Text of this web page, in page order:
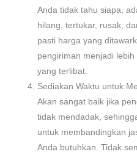
Anda tidak tahu siapa,
hilang, tertukar, rusak,
pasti harga yang
pengiriman menjadi
yang terlibat.
Sediakan Waktu untuk
Akan sangat baik jika
tidak mendadak,
untuk membandingkan
Anda butuhkan. Tidak